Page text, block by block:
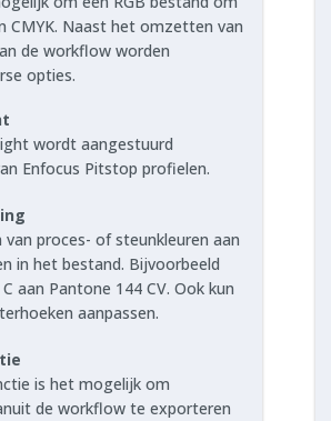
CMYK. Naast het omzetten van
de workflow worden
opties.
wordt aangestuurd
Enfocus Pitstop profielen.
van proces- of steunkleuren aan
in het bestand. Bijvoorbeeld
aan Pantone 144 CV. Ook kun
aanpassen.
is het mogelijk om
de workflow te exporteren